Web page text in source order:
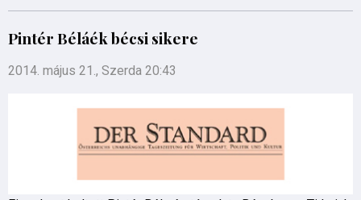
Pintér Béláék bécsi sikere
2014. május 21., Szerda 20:43